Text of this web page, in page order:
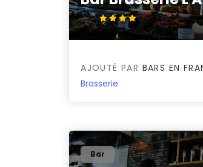
4.3/5
AJOUTÉ PAR BARS EN
Brasserie
Bar